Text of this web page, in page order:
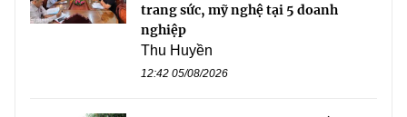
trang sức, mỹ nghệ tại 5 doanh
nghiệp
Thu Huyền
12:42 05/08/2026